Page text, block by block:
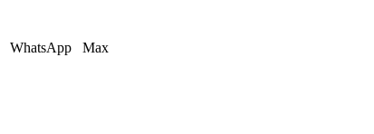
WhatsApp Max